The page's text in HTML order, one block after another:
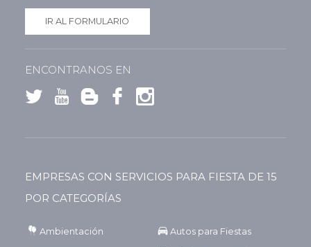
IR AL FORMULARIO
ENCONTRANOS EN
EMPRESAS CON SERVICIOS PARA FIESTA DE 15
POR CATEGORÍAS
Ambientación Autos para Fiestas